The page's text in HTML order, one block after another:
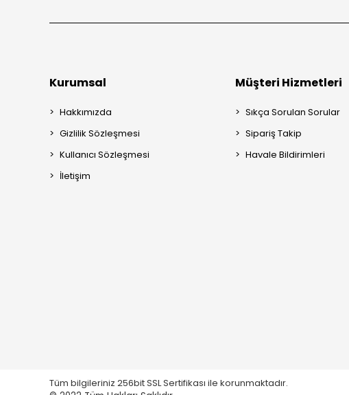
Kurumsal
Hakkımızda
Gizlilik Sözleşmesi
Kullanıcı Sözleşmesi
İletişim
Müşteri Hizmetleri
Sıkça Sorulan Sorular
Sipariş Takip
Havale Bildirimleri
Tüm bilgileriniz 256bit SSL Sertifikası ile korunmaktadır.